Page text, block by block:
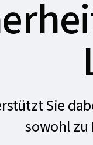
Sie
sowohl zu